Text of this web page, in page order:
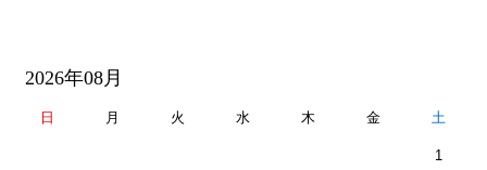
2026年08月
日 月 火 水 木 金 土
1